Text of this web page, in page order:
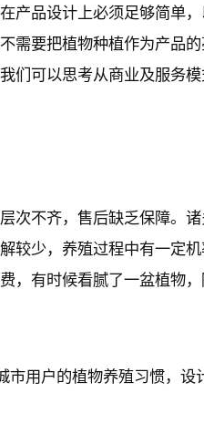
产品设计上必须足够简单
需要把植物种植作为产品的
们可以思考从商业及服务模
次不齐，售后缺乏保障。
较少，养殖过程中有一定机
，有时候看腻了一盆植物
用户的植物养殖习惯，设